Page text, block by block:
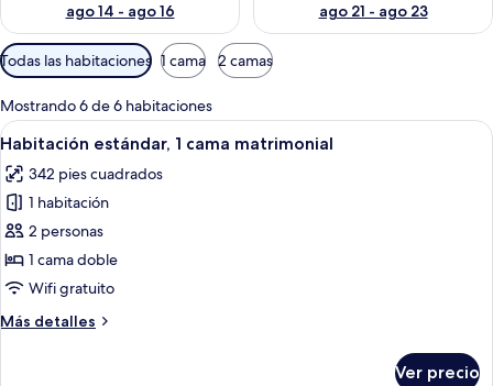
ago 14 - ago 16
ago 21 - ago 23
Filtros
disponibles
para
las
habitaciones
Todas las habitaciones 1 cama 2 camas
Mostrando 6 de 6 habitaciones
Abrir
todas
las
fotos
de
Habitación
estándar,
cama
17
Habitación estándar, 1 cama matrimonial
342 pies cuadrados
1 habitación
2 personas
1 cama doble
Wifi gratuito
Más detalles
Más
Ver precio